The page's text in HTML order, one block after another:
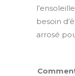
besoin
arrosé